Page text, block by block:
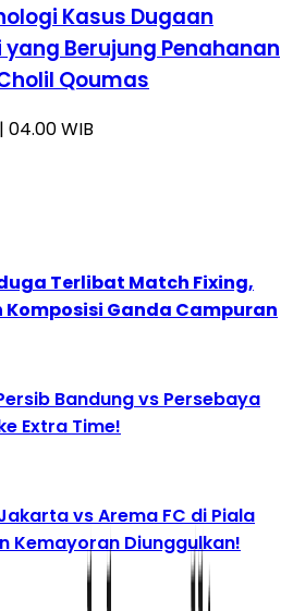
Kasus Dugaan
Berujung Penahanan
Qoumas
04.00 WIB
Terlibat Match Fixing,
Komposisi Ganda Campuran
Bandung vs Persebaya
Extra Time!
vs Arema FC di Piala
Kemayoran Diunggulkan!